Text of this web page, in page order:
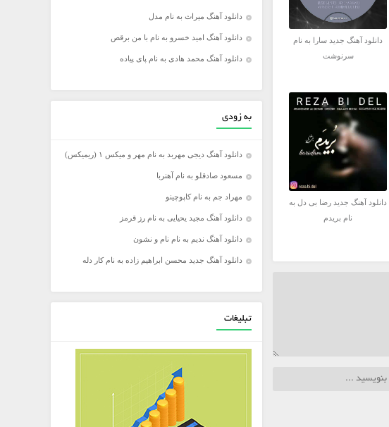
دانلود آهنگ جدید سارا به نام
سرنوشت
دانلود آهنگ جدید رضا بی دل به
نام بریدم
دانلود آهنگ میراث به نام مدل
دانلود آهنگ امید خسرو به نام با من برقص
دانلود آهنگ محمد هادی به نام پای پیاده
به زودی
دانلود آهنگ دیجی مهربد به نام مهر و میکس ۱ (ریمیکس)
مسعود صادقلو به نام آهنربا
مهراد جم به نام کاپوچینو
دانلود آهنگ مجید یحیایی به نام رز قرمز
دانلود آهنگ ندیم به نام نام و نشون
دانلود آهنگ جدید محسن ابراهیم زاده به نام کار دله
تبلیغات